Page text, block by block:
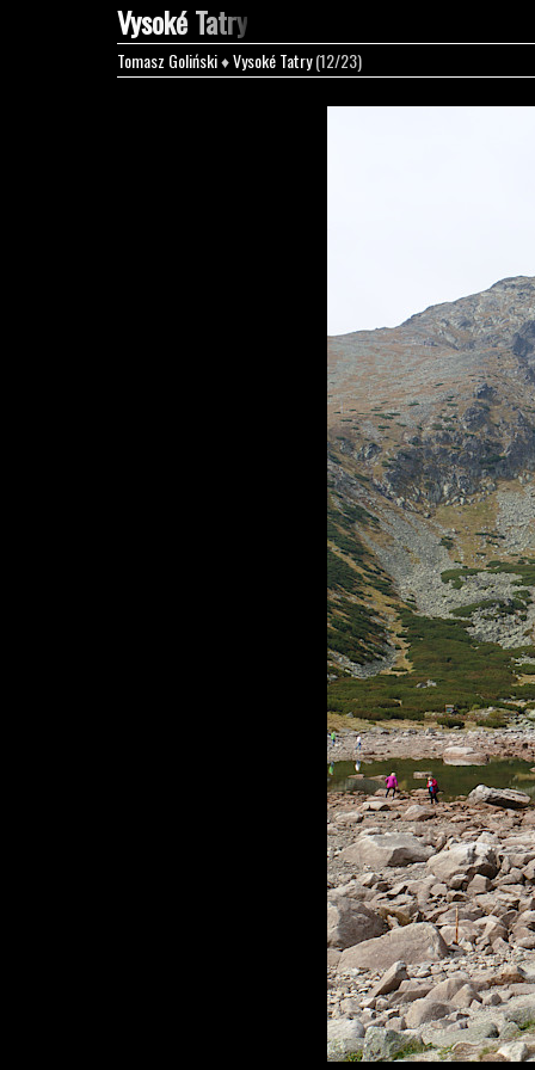
Vysoké Tatry
Tomasz Goliński♦Vysoké Tatry(12/23)